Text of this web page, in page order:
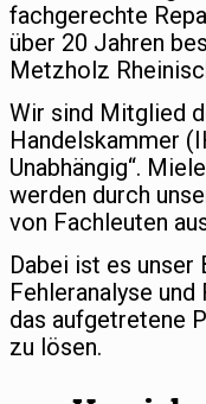
fachgerechte
über 20 Jahren
Metzholz
Wir sind Mitglied
Handelskammer
Unabhängig“.
werden durch
von Fachleuten
Dabei ist es unser
Fehleranalyse
das aufgetretene
zu lösen.